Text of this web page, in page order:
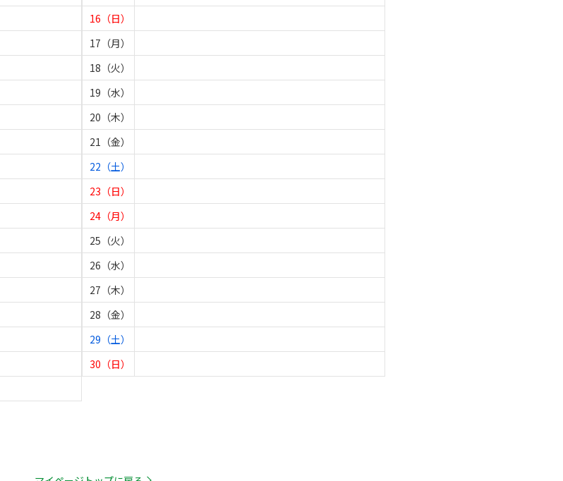
16（日）
17（月）
18（火）
19（水）
20（木）
21（金）
22（土）
23（日）
24（月）
25（火）
26（水）
27（木）
28（金）
29（土）
30（日）